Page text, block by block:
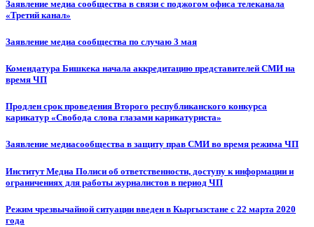
Заявление медиа сообщества в связи с поджогом офиса телеканала
«Третий канал»
Заявление медиа сообщества по случаю 3 мая
Комендатура Бишкека начала аккредитацию представителей СМИ на
время ЧП
Продлен срок проведения Второго республиканского конкурса
карикатур «Свобода слова глазами карикатуриста»
Заявление медиасообщества в защиту прав СМИ во время режима ЧП
Институт Медиа Полиси об ответственности, доступу к информации и
ограничениях для работы журналистов в период ЧП
Режим чрезвычайной ситуации введен в Кыргызстане с 22 марта 2020
года